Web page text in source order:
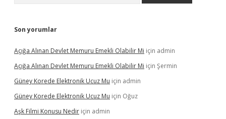
Son yorumlar
Açığa Alınan Devlet Memuru Emekli Olabilir Mi için admin
Açığa Alınan Devlet Memuru Emekli Olabilir Mi için Şermin
Güney Korede Elektronik Ucuz Mu için admin
Güney Korede Elektronik Ucuz Mu için Oğuz
Aşk Filmi Konusu Nedir için admin